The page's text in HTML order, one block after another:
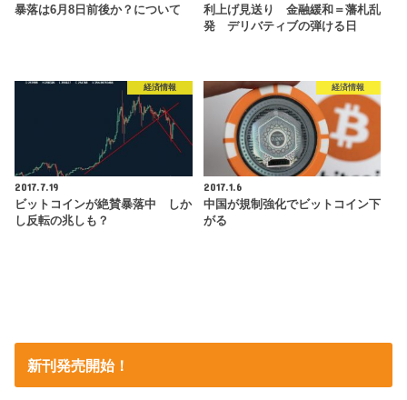
暴落は6月8日前後か？について
利上げ見送り 金融緩和＝藩札乱
発 デリバティブの弾ける日
経済情報
2017.7.19
ビットコインが絶賛暴落中 しか
し反転の兆しも？
経済情報
2017.1.6
中国が規制強化でビットコイン下
がる
新刊発売開始！